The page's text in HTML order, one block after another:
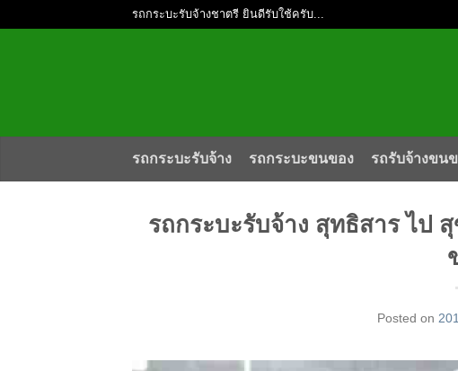
รถกระบะรับจ้างชาตรี ยินดีรับใช้ครับ...
รถกระบะรับจ้าง รถกระบะขนของ รถรับจ้างขน
รถกระบะรับจ้าง สุทธิสาร ไป
Posted on